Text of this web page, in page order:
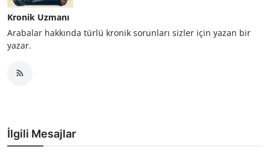
Kronik Uzmanı
Arabalar hakkında türlü kronik sorunları sizler için yazan bir
yazar.
İlgili Mesajlar